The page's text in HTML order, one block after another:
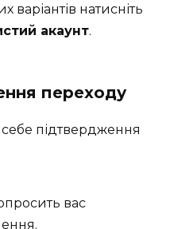
натисніть
акаунт.
переходу
підтвердження
вас